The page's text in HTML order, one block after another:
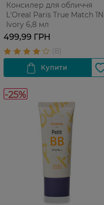
Консилер для обличчя
L'Oreal Paris True Match 1N
Ivory 6,8 мл
499,99 ГРН
-25%